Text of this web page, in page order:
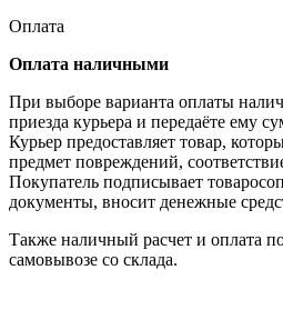
Оплата
Оплата наличными
При выборе варианта оплаты
приезда курьера и передаёте ему
Курьер предоставляет товар,
предмет повреждений,
Покупатель подписывает
документы, вносит денежные
Также наличный расчет и оплата
самовывозе со склада.